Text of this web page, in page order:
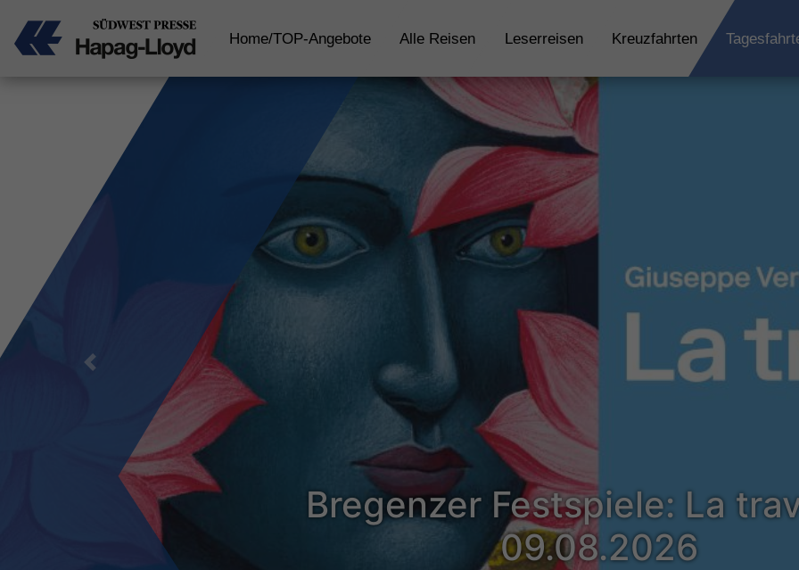
Home/TOP-Angebote Alle Reisen Leserreisen Kreuzfahrten
Bregenzer Festspiele: La
09.08.2026
Previous